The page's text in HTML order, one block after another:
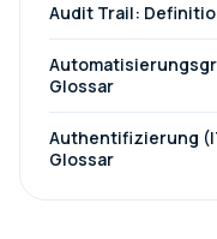
Audit Trail:
Glossar
Authentifizierung
Glossar